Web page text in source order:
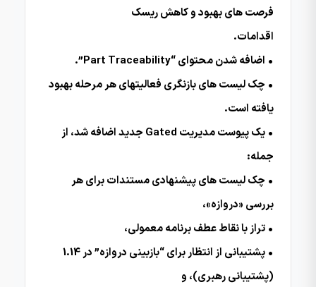
فرصت های بهبود و کاهش ریسک
اقدامات.
• اضافه شدن محتوای “Part Traceability”.
• چک لیست های بازنگری فعالیتهای هر مرحله بهبود
یافته است.
• یک پیوست مدیریت Gated جدید اضافه شد، از
جمله:
• چک لیست های پیشنهادی مستندات برای هر
بررسی «دروازه»،
• تراز با نقاط عطف برنامه معمولی،
• پشتیبانی از انتظار برای “بازبینی دروازه” در 1.14
(پشتیبانی رهبری)، و